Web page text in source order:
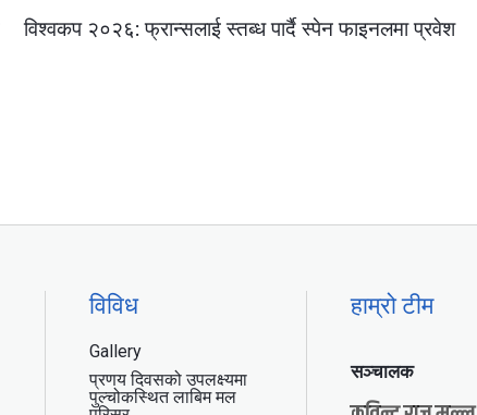
विश्वकप २०२६: फ्रान्सलाई स्तब्ध पार्दै स्पेन फाइनलमा प्रवेश
विविध
Gallery
प्रणय दिवसको उपलक्ष्यमा
पुल्चोकस्थित लाबिम मल
हाम्रो टीम
सञ्चालक